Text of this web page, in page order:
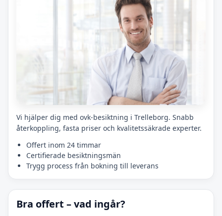
Vi hjälper dig med ovk-besiktning i Trelleborg. Snabb
återkoppling, fasta priser och kvalitetssäkrade experter.
Offert inom 24 timmar
Certifierade besiktningsmän
Trygg process från bokning till leverans
Bra offert – vad ingår?